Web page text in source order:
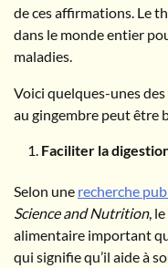
de ces affirmations. Le
dans le monde entier
maladies.
Voici quelques-unes
au gingembre peut être
Faciliter la
Selon une recherche
Science and Nutrition,
alimentaire important
qui signifie qu’il aide à